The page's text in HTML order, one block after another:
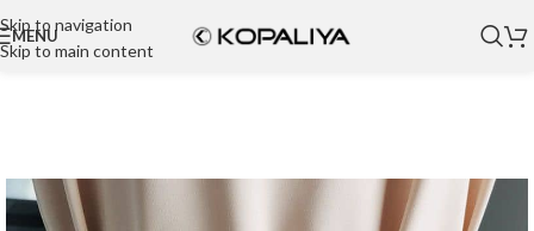
Skip to navigation
Skip to main content
MENU